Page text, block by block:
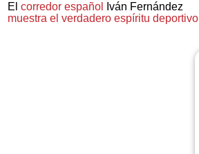
Elcorredor español
Iván Fernández
muestra el verdadero espíritu deportivo